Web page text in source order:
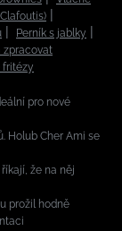
Perník s jablky
zpracovat
fritézy
pro nové
Holub Cher Ami se
že na něj
prožil hodně